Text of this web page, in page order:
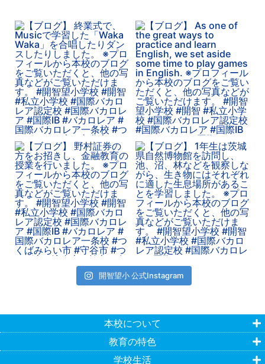
開智望小 公式Instagram
本校について
教育の特色
学校生活